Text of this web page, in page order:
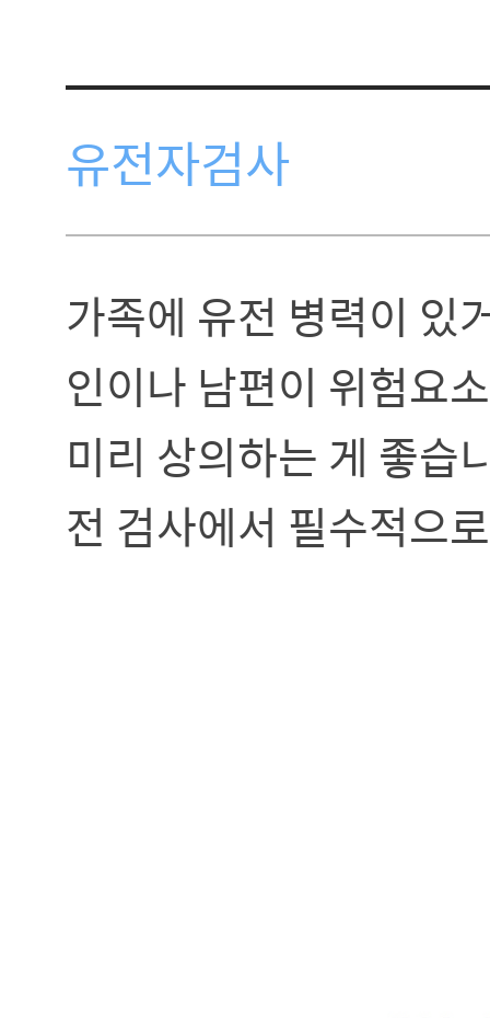
유전자검사
가족에 유전 병력이 있
인이나 남편이 위험요
미리 상의하는 게 좋습
전 검사에서 필수적으